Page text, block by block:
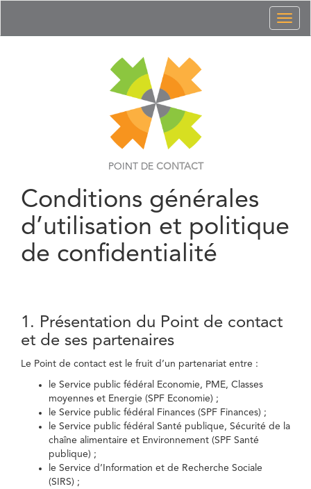
POINT DE CONTACT
Conditions générales
d’utilisation et politique
de confidentialité
1. Présentation du Point de contact
et de ses partenaires
Le Point de contact est le fruit d’un partenariat entre :
le Service public fédéral Economie, PME, Classes
moyennes et Energie (SPF Economie) ;
le Service public fédéral Finances (SPF Finances) ;
le Service public fédéral Santé publique, Sécurité de la
chaîne alimentaire et Environnement (SPF Santé
publique) ;
le Service d’Information et de Recherche Sociale
(SIRS) ;